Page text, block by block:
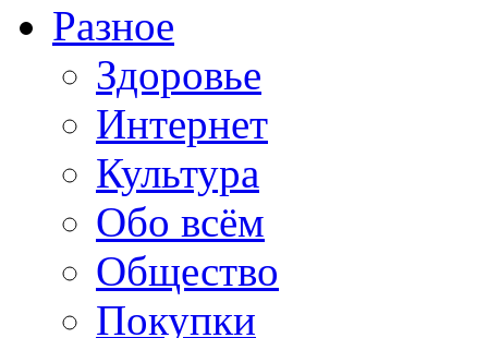
Разное
Здоровье
Интернет
Культура
Обо всём
Общество
Покупки